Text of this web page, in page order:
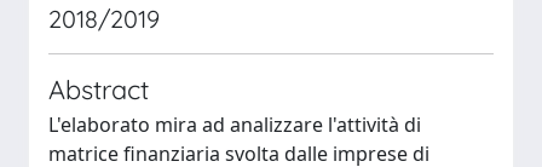
2018/2019
Abstract
L'elaborato mira ad analizzare l'attività di
matrice finanziaria svolta dalle imprese di